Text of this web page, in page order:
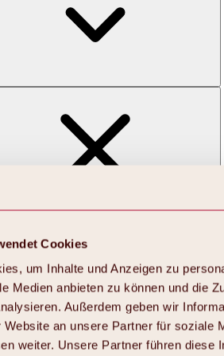
Cookies
um Inhalte und Anzeigen zu
Medien anbieten zu können und die
Außerdem geben wir
Website an unsere Partner für soziale
weiter. Unsere Partner führen diese